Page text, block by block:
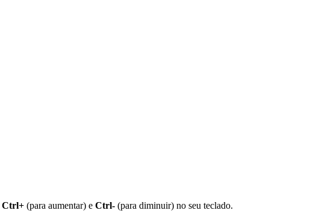
Ctrl+ (para aumentar) e Ctrl- (para diminuir) no seu teclado.